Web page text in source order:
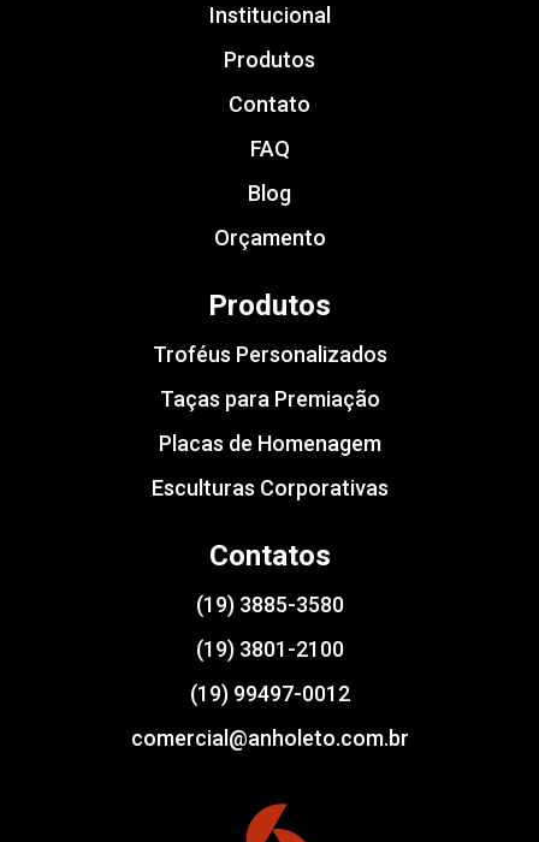
Institucional
Produtos
Contato
FAQ
Blog
Orçamento
Produtos
Troféus Personalizados
Taças para Premiação
Placas de Homenagem
Esculturas Corporativas
Contatos
(19) 3885-3580
(19) 3801-2100
(19) 99497-0012
comercial@anholeto.com.br